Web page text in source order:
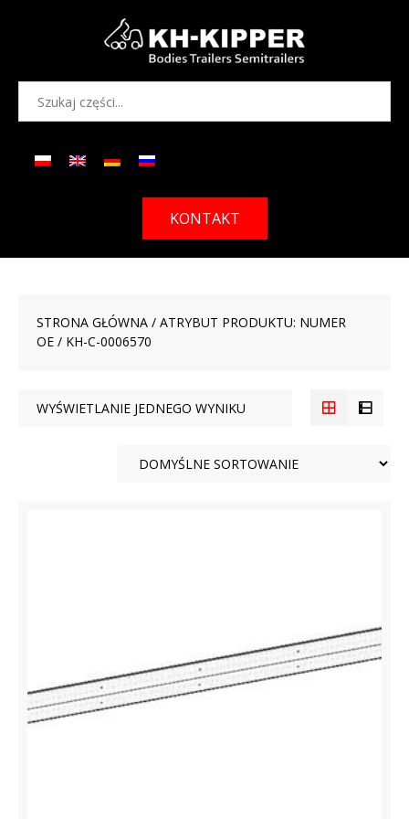
KONTAKT
STRONA GŁÓWNA / ATRYBUT PRODUKTU: NUMER
OE / KH-C-0006570
WYŚWIETLANIE JEDNEGO WYNIKU